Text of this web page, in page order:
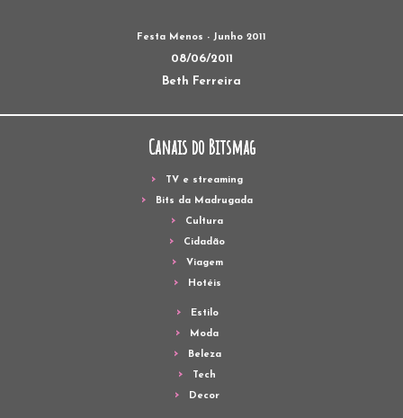
Festa Menos - Junho 2011
08/06/2011
Beth Ferreira
Canais do Bitsmag
TV e streaming
Bits da Madrugada
Cultura
Cidadão
Viagem
Hotéis
Estilo
Moda
Beleza
Tech
Decor